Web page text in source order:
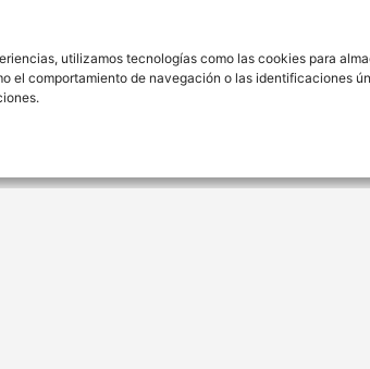
utilizamos tecnologías como las cookies para
el comportamiento de navegación o las identificaciones